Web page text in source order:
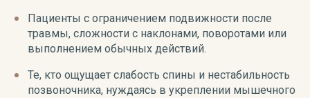
Пациенты с ограничением подвижности после
травмы, сложности с наклонами, поворотами или
выполнением обычных действий.
Те, кто ощущает слабость спины и нестабильность
позвоночника, нуждаясь в укреплении мышечного